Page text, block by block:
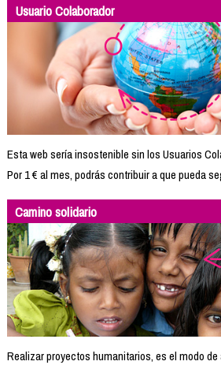
Usuario Colaborador
Esta web sería insostenible sin los Usuarios
Por 1 € al mes, podrás contribuir a que pueda
Camino solidario
Realizar proyectos humanitarios, es el modo